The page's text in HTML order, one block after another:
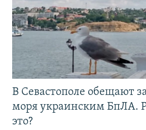
В Севастополе обещают
моря украинским БпЛА.
это?